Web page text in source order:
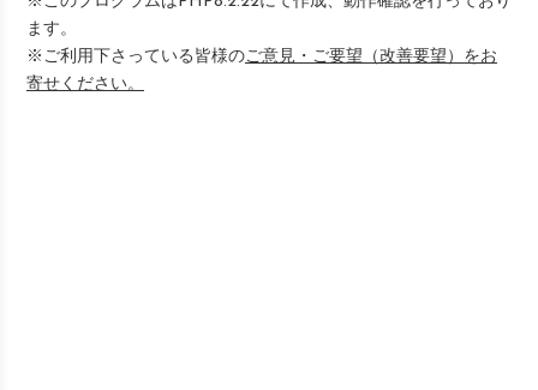
ます。
※ご利用下さっている皆様のご意見・ご要望（改善要望）をお
寄せください。